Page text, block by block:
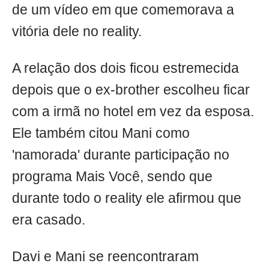
de um vídeo em que comemorava a
vitória dele no reality.
A relação dos dois ficou estremecida
depois que o ex-brother escolheu ficar
com a irmã no hotel em vez da esposa.
Ele também citou Mani como
'namorada' durante participação no
programa Mais Você, sendo que
durante todo o reality ele afirmou que
era casado.
Davi e Mani se reencontraram